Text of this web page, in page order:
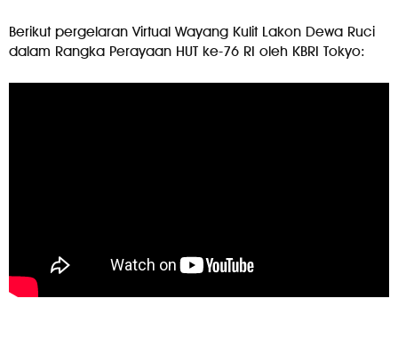
Berikut pergelaran Virtual Wayang Kulit Lakon Dewa Ruci
dalam Rangka Perayaan HUT ke-76 RI oleh KBRI Tokyo: